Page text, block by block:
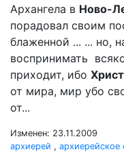
Архангела в Ново-
порадовал своим
блаженной ... ... но,
воспринимать
приходит, ибо
от мира, мир убо
от...
Изменен: 23.11.2009
архиерей , архиерейское